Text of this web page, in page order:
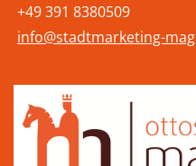
+49 391 8380509
info@stadtmarketing-